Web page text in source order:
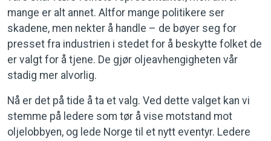
mange er alt annet. Altfor mange politikere ser
skadene, men nekter å handle – de bøyer seg for
presset fra industrien i stedet for å beskytte folket de
er valgt for å tjene. De gjør oljeavhengigheten vår
stadig mer alvorlig.
Nå er det på tide å ta et valg. Ved dette valget kan vi
stemme på ledere som tør å vise motstand mot
oljelobbyen, og lede Norge til et nytt eventyr. Ledere